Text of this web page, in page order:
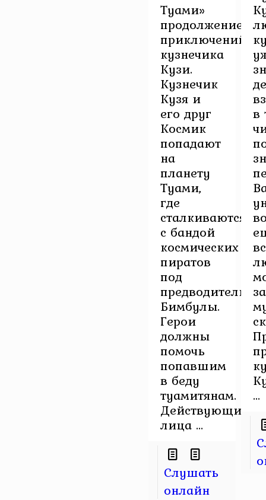
Туами»
продолжение
приключений
кузнечика
Кузи.
Кузнечик
Кузя и
его друг
Космик
попадают
на
планету
Туами,
где
сталкиваются
с бандой
космических
пиратов
под
Бимбулы.
Герои
должны
помочь
попавшим
в беду
туамитянам.
Действующие
лица ...
Слушать
онлайн
в
...